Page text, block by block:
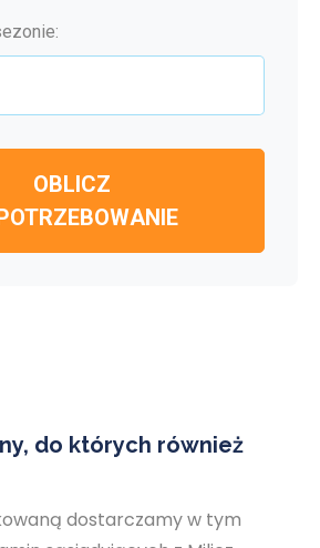
OBLICZ
do których również
dostarczamy w tym